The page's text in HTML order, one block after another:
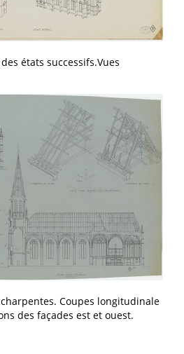
états successifs.Vues
Coupes longitudinale
des façades est et ouest.